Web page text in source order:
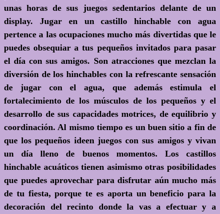
unas horas de sus juegos sedentarios delante de un
display. Jugar en un castillo hinchable con agua
pertence a las ocupaciones mucho más divertidas que le
puedes obsequiar a tus pequeños invitados para pasar
el día con sus amigos. Son atracciones que mezclan la
diversión de los hinchables con la refrescante sensación
de jugar con el agua, que además estimula el
fortalecimiento de los músculos de los pequeños y el
desarrollo de sus capacidades motrices, de equilibrio y
coordinación. Al mismo tiempo es un buen sitio a fin de
que los pequeños ideen juegos con sus amigos y vivan
un día lleno de buenos momentos. Los castillos
hinchable acuáticos tienen asimismo otras posibilidades
que puedes aprovechar para disfrutar aún mucho más
de tu fiesta, porque te es aporta un beneficio para la
decoración del recinto donde la vas a efectuar y a